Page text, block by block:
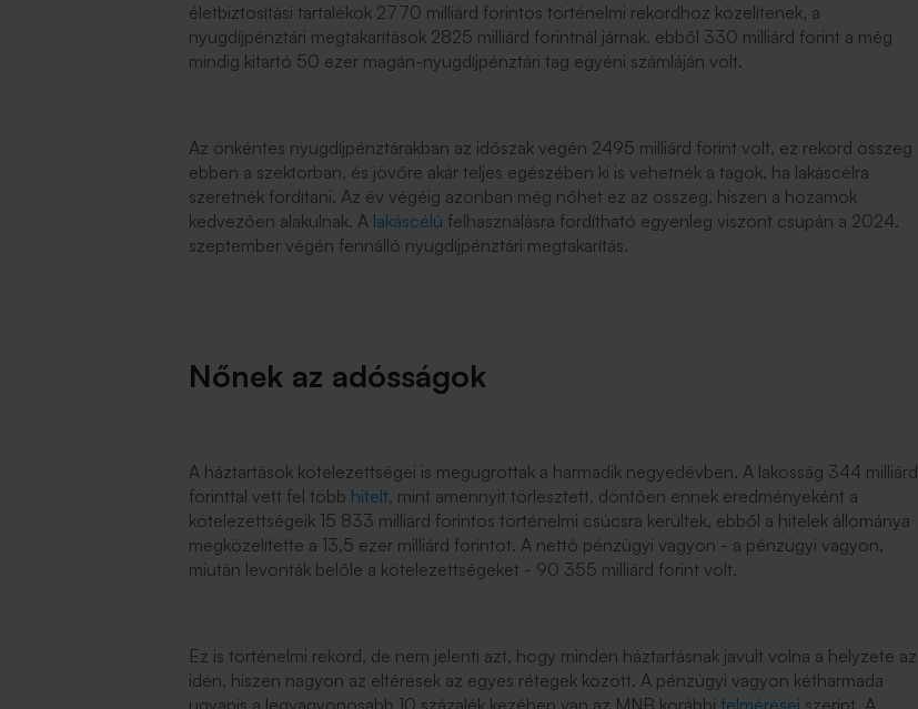
életbiztosítási tartalékok 2770 milliárd forintos történelmi rekordhoz közelítenek, a
nyugdíjpénztári megtakarítások 2825 milliárd forintnál járnak, ebből 330 milliárd forint a még
mindig kitartó 50 ezer magán-nyugdíjpénztári tag egyéni számláján volt.
Az önkéntes nyugdíjpénztárakban az időszak végén 2495 milliárd forint volt, ez rekord összeg
ebben a szektorban, és jövőre akár teljes egészében ki is vehetnék a tagok, ha lakáscélra
szeretnék fordítani. Az év végéig azonban még nőhet ez az összeg, hiszen a hozamok
kedvezően alakulnak. A lakáscélú felhasználásra fordítható egyenleg viszont csupán a 2024.
szeptember végén fennálló nyugdíjpénztári megtakarítás.
Nőnek az adósságok
A háztartások kötelezettségei is megugrottak a harmadik negyedévben. A lakosság 344 milliárd
forinttal vett fel több hitelt, mint amennyit törlesztett, döntően ennek eredményeként a
kötelezettségeik 15 833 milliárd forintos történelmi csúcsra kerültek, ebből a hitelek állománya
megközelítette a 13,5 ezer milliárd forintot. A nettó pénzügyi vagyon - a pénzügyi vagyon,
miután levonták belőle a kötelezettségeket - 90 355 milliárd forint volt.
Ez is történelmi rekord, de nem jelenti azt, hogy minden háztartásnak javult volna a helyzete az
idén, hiszen nagyon az eltérések az egyes rétegek között. A pénzügyi vagyon kétharmada
ugyanis a legvagyonosabb 10 százalék kezében van az MNB korábbi felmérései szerint. A